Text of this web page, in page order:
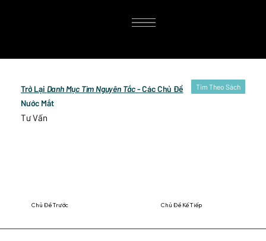
Chủ Đề Trước Chủ Đề Kế Tiếp
Tim Theo Sách
Trở Lại Danh Mục Tìm Nguyên Tắc- Các Chủ Đề
Nước Mắt
Tư Vấn